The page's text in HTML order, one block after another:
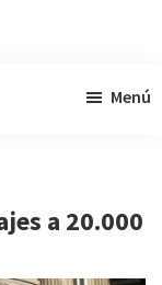
Menú
a 20.000